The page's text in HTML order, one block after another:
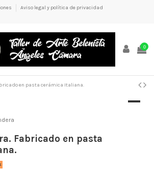
Aviso legal y política de privacidad
0
en pasta cerámica Italiana.
Fabricado en pasta